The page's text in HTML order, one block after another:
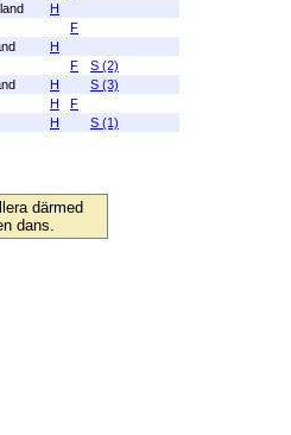
H
F
H
F
S (2)
H
S (3)
H
F
H S (1)
därmed
dans.